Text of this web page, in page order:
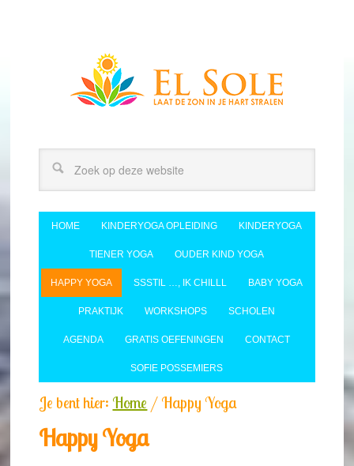
HOME KINDERYOGA OPLEIDING KINDERYOGA
TIENER YOGA OUDER KIND YOGA
HAPPY YOGA SSSTIL …, IK CHILLL BABY YOGA
PRAKTIJK WORKSHOPS SCHOLEN
AGENDA GRATIS OEFENINGEN CONTACT
SOFIE POSSEMIERS
Je bent hier: Home / Happy Yoga
Happy Yoga